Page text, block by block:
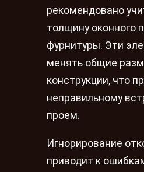
рекомендовано
толщину оконного
фурнитуры. Эти
менять общие
конструкции, что
неправильному
проем.
Игнорирование
приводит к